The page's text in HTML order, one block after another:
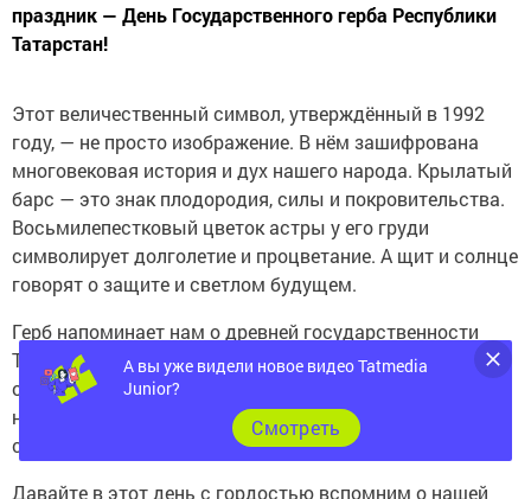
праздник — День Государственного герба Республики
Татарстан!
Этот величественный символ, утверждённый в 1992
году, — не просто изображение. В нём зашифрована
многовековая история и дух нашего народа. Крылатый
барс — это знак плодородия, силы и покровительства.
Восьмилепестковый цветок астры у его груди
символирует долголетие и процветание. А щит и солнце
говорят о защите и светлом будущем.
Герб напоминает нам о древней государственности
Татарстана, о связи поколений и о наших корнях. Он
объединяет всех жителей республики, независимо от
национальности, под одним небом, стремясь к миру и
созиданию.
Давайте в этот день с гордостью вспомним о нашей
А вы уже видели новое видео Tatmedia
Junior?
Cмотреть